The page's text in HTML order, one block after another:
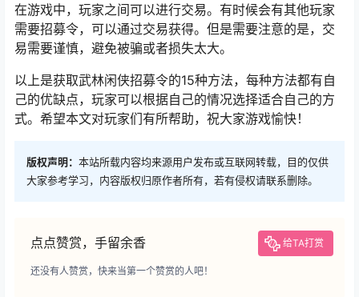
在游戏中，玩家之间可以进行交易。有时候会有其他玩家
需要招募令，可以通过交易获得。但是需要注意的是，交
易需要谨慎，避免被骗或者损失太大。
以上是获取武林闲侠招募令的15种方法，每种方法都有自
己的优缺点，玩家可以根据自己的情况选择适合自己的方
式。希望本文对玩家们有所帮助，祝大家游戏愉快！
版权声明： 本站所载内容均来源用户发布或互联网转载，目的仅供
大家参考学习，内容版权归原作者所有，若有侵权请联系删除。
点点赞赏，手留余香 给TA打赏
还没有人赞赏，快来当第一个赞赏的人吧！